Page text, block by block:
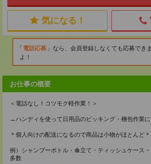
気になる！
電話応募
なら、会員登録しなくても応募でき
よ！
お仕事の概要
＜電話なし！コツモク軽作業！＞
→ハンディを使って日用品のピッキング・梱包作業に
＊個人向けの配送になるので商品は小物がほとんど＊
例）シャンプーボトル・傘立て・ティッシュケース・
多数